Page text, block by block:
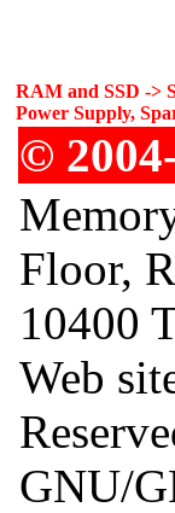
RAM and SSD ->
Power Supply,
©
Floor,
10400
Web
GNU/